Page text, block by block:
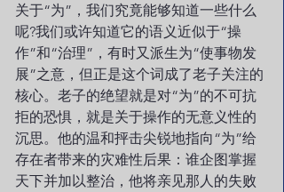
关于“为”，我们究竟能够知道一些什么
呢?我们或许知道它的语义近似于“操
作”和“治理”，有时又派生为“使事物发
展”之意，但正是这个词成了老子关注的
核心。老子的绝望就是对“为”的不可抗
拒的恐惧，就是关于操作的无意义性的
沉思。他的温和抨击尖锐地指向“为”给
存在者带来的灾难性后果：谁企图掌握
天下并加以整治，他将亲见那人的失败